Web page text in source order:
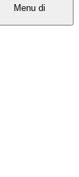
Menu di